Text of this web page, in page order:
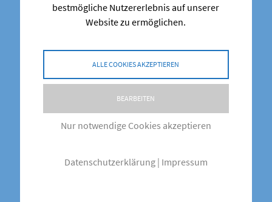
Ähnliche Produkte
bestmögliche Nutzererlebnis auf unserer
Website zu ermöglichen.
ALLE COOKIES AKZEPTIEREN
BEARBEITEN
Nur notwendige Cookies akzeptieren
Datenschutzerklärung | Impressum